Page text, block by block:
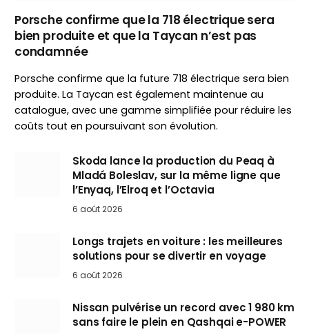
Porsche confirme que la 718 électrique sera
bien produite et que la Taycan n’est pas
condamnée
Porsche confirme que la future 718 électrique sera bien
produite. La Taycan est également maintenue au
catalogue, avec une gamme simplifiée pour réduire les
coûts tout en poursuivant son évolution.
Skoda lance la production du Peaq à
Mladá Boleslav, sur la même ligne que
l’Enyaq, l’Elroq et l’Octavia
6 août 2026
Longs trajets en voiture : les meilleures
solutions pour se divertir en voyage
6 août 2026
Nissan pulvérise un record avec 1 980 km
sans faire le plein en Qashqai e-POWER